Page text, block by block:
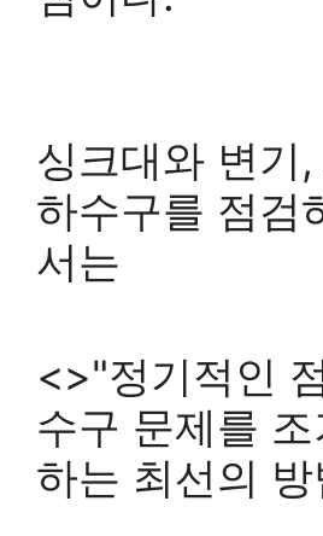
싱크대와 변기
하수구를 점검
서는
<>"정기적인
수구 문제를
하는 최선의